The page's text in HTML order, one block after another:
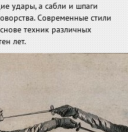
удары, а сабли и шпаги
Современные стили
техник различных
лет.